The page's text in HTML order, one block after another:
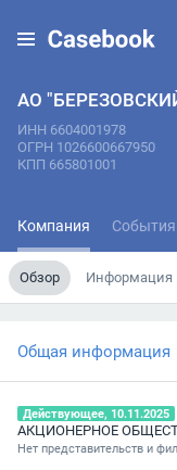
АО
ИНН 6604001978
ОГРН 1026600667950
КПП 665801001
Компания События
Обзор Информация
Общая информация
Действующее, 10.11.2025
АКЦИОНЕРНОЕ
Нет представительств и